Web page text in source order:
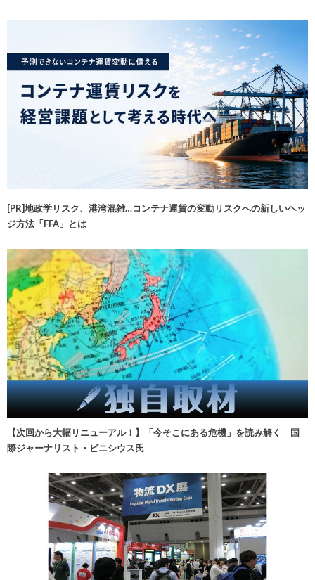
[PR]地政学リスク、港湾混雑…コンテナ運賃の変動リスクへの新しいヘッ
ジ方法「FFA」とは
【次回から大幅リニューアル！】「今そこにある危機」を読み解く 国
際ジャーナリスト・ビニシウス氏